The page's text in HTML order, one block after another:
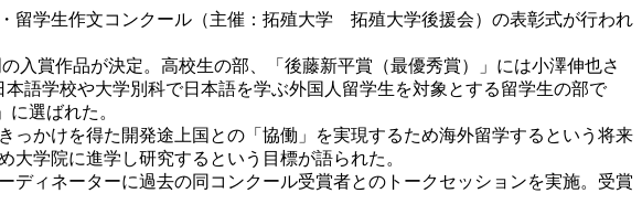
留学生作文コンクール（主催：拓殖大学 拓殖大学後援会）の表彰式が行われ
賞作品が決定。高校生の部、「後藤新平賞（最優秀賞）」には小澤伸也さ
語学校や大学別科で日本語を学ぶ外国人留学生を対象とする留学生の部で
選ばれた。
かけを得た開発途上国との「協働」を実現するため海外留学するという将来
学院に進学し研究するという目標が語られた。
ィネーターに過去の同コンクール受賞者とのトークセッションを実施。受賞